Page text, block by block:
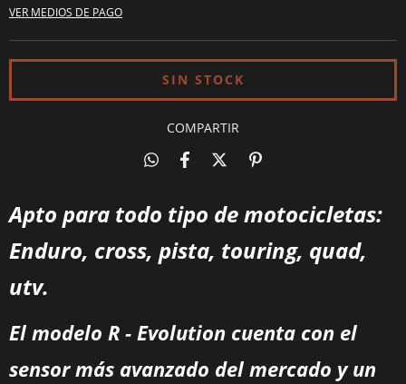
VER MEDIOS DE PAGO
COMPARTIR
Apto para todo tipo de motocicletas:
Enduro, cross, pista, touring, quad,
utv.
El modelo R - Evolution cuenta con el
sensor más avanzado del mercado y un